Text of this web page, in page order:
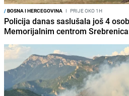
/BOSNA I HERCEGOVINA I PRIJE OKO 1H
Policija danas saslušala još 4
Memorijalnim centrom